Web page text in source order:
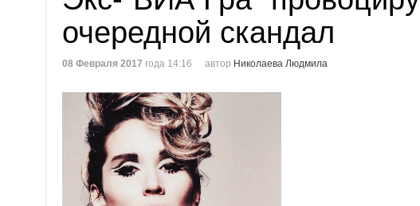
очередной скандал
08 Февраля 2017 года 14:16 автор Николаева Людмила